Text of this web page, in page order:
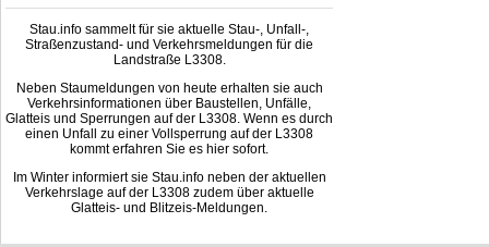
Stau.info sammelt für sie aktuelle Stau-, Unfall-,
Straßenzustand- und Verkehrsmeldungen für die
Landstraße L3308.
Neben Staumeldungen von heute erhalten sie auch
Verkehrsinformationen über Baustellen, Unfälle,
Glatteis und Sperrungen auf der L3308. Wenn es durch
einen Unfall zu einer Vollsperrung auf der L3308
kommt erfahren Sie es hier sofort.
Im Winter informiert sie Stau.info neben der aktuellen
Verkehrslage auf der L3308 zudem über aktuelle
Glatteis- und Blitzeis-Meldungen.